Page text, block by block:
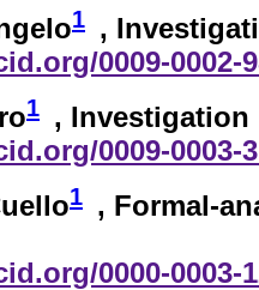
1 ,
0009-0002-
1 , Investigation
0009-0003-
1 , Formal-
0000-0003-